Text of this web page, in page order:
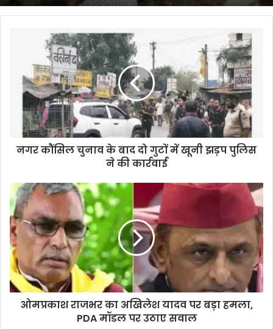
झड़प
की
कार्रवाई
नगर कौंसिल चुनाव के बाद दो गुटों में खूनी झड़प पुलिस
ने की कार्रवाई
ओमप्रकाश
राजभर
का
अखिलेश
यादव
पर
बड़ा
हमला,
PDA
मॉडलओमप्रकाश राजभर का अखिलेश यादव पर बड़ा हमला,
PDA मॉडल पर उठाए सवाल